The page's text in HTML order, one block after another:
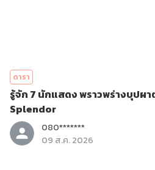
ดารา
รู้จัก 7 นักแสดง พราวพร่างบุปผา
Splendor
080*******
09 ส.ค. 2026